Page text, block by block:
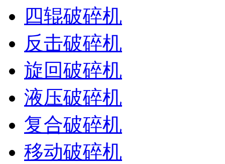
四辊破碎机
反击破碎机
旋回破碎机
液压破碎机
复合破碎机
移动破碎机